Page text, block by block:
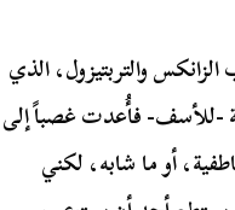
والتربتيزول، الذي
-للأسف- فأُعدت غصباً إلى
أو ما شابه، لكني